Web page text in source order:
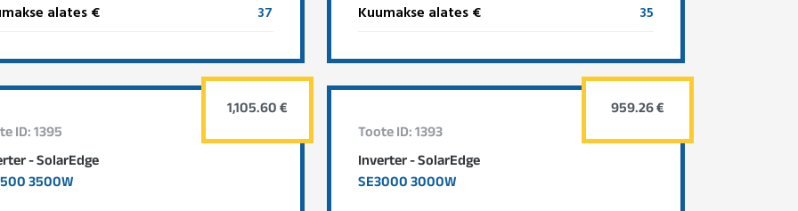
alates € 37 Kuumakse alates € 35
ID: 1395
- SolarEdge
3500W
1,105.60 €
Toote ID: 1393
Inverter - SolarEdge
SE3000 3000W
959.26 €